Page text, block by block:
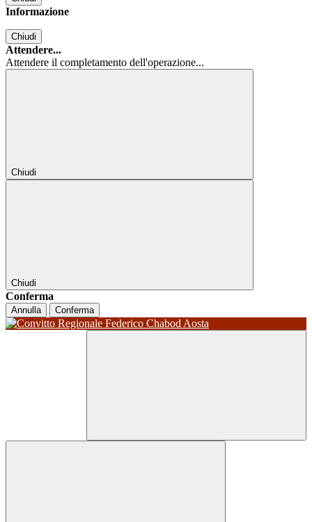
Informazione
Chiudi
Attendere...
Attendere il completamento dell'operazione...
Chiudi
Chiudi
Conferma
Annulla Conferma